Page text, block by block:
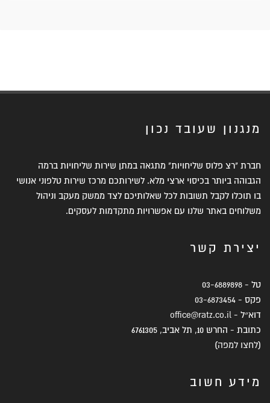
מנגנון שעובד נכון
חברת "רצ פלוס שליחויות" מתגאה במתן שירות שליחויות ברמה
הגבוהה ביותר בכיסוי ארצי מלא. לשירותכם מרכז שירות טלפוני אנושי
בו תוכלו לקבל תשובות לכל שאלותיכם לצד ממשק מעקב וניהול
משלוחים באתר שלנו עם אפשרויות מתקדמות לעסקים.
יצירת קשר
טל - 03-6889898
פקס - 03-6873454
דוא״ל - office@ratz.co.il
כתובת - החרש 10, תל אביב, 6761305
(לחצו למפה)
מידע חשוב